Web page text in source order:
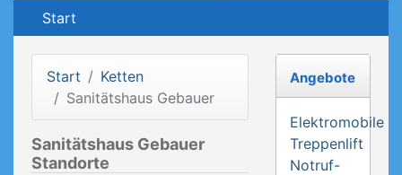
Start
Start
Ketten
Sanitätshaus Gebauer
Sanitätshaus Gebauer
Standorte
Angebote
Elektromobile
Treppenlift
Notruf-